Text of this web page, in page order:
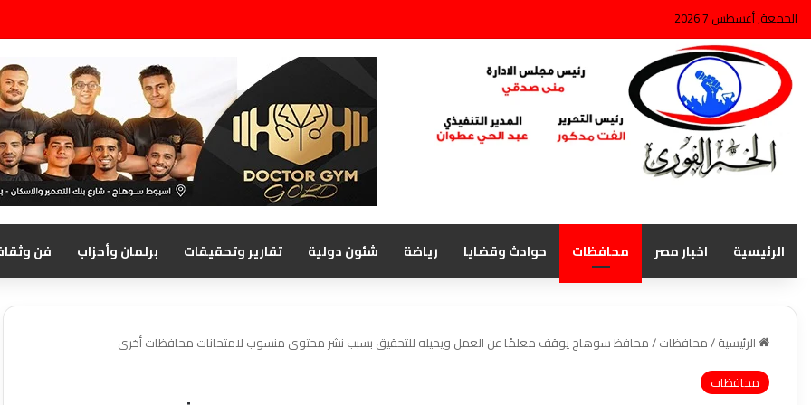
الجمعة, أغسطس 7 2026
الرئيسية اخبار مصر محافظات حوادث وقضايا رياضة شئون دولية تقارير وتحقيقات برلمان وأحزاب فن
الرئيسية/محافظات/محافظ سوهاج يوقف معلمًا عن العمل ويحيله للتحقيق بسبب نشر محتوى منسوب لامتحانات محافظات أخرى
محافظات